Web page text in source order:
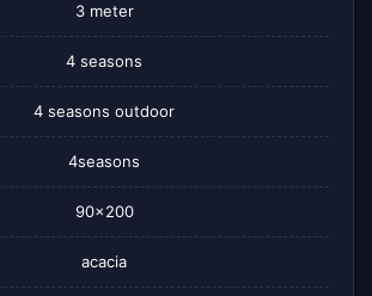
3 meter
4 seasons
4 seasons outdoor
4seasons
90×200
acacia